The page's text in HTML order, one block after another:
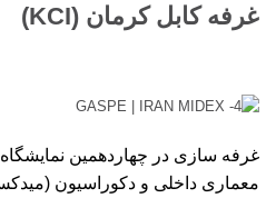
غرفه کابل کرمان (KCI)
غرفه سازی در چهاردهمین نمایشگاه
معماری داخلی و دکوراسیون